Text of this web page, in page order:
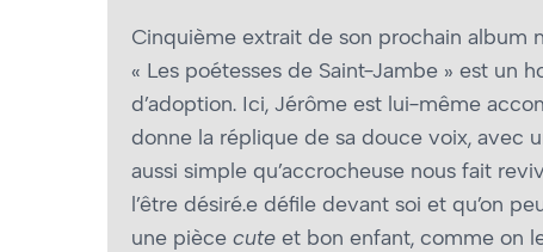
Cinquième extrait de son prochain album
« Les poétesses de Saint-Jambe » est un
d’adoption. Ici, Jérôme est lui-même
donne la réplique de sa douce voix, avec
aussi simple qu’accrocheuse nous fait
l’être désiré.e défile devant soi et qu’on
une pièce cute et bon enfant, comme on